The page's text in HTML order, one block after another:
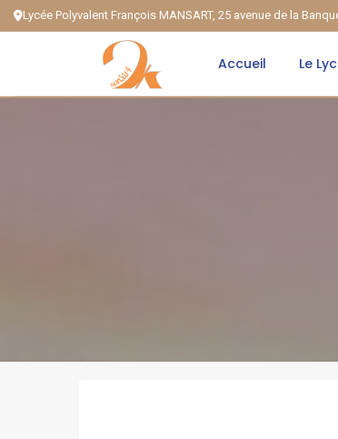
Lycée Polyvalent François MANSART, 25 avenue de la
Accueil Le